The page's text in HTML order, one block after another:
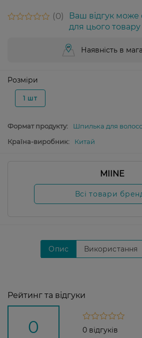
0
Ваш відгук
для цього товару
Наявність в
Розміри
1 шт
Формат продукту:
Шпилька для
Країна-виробник:
Китай
MIINE
Всі товари
Опис Використання
Рейтинг та відгуки
0 0 відгуків